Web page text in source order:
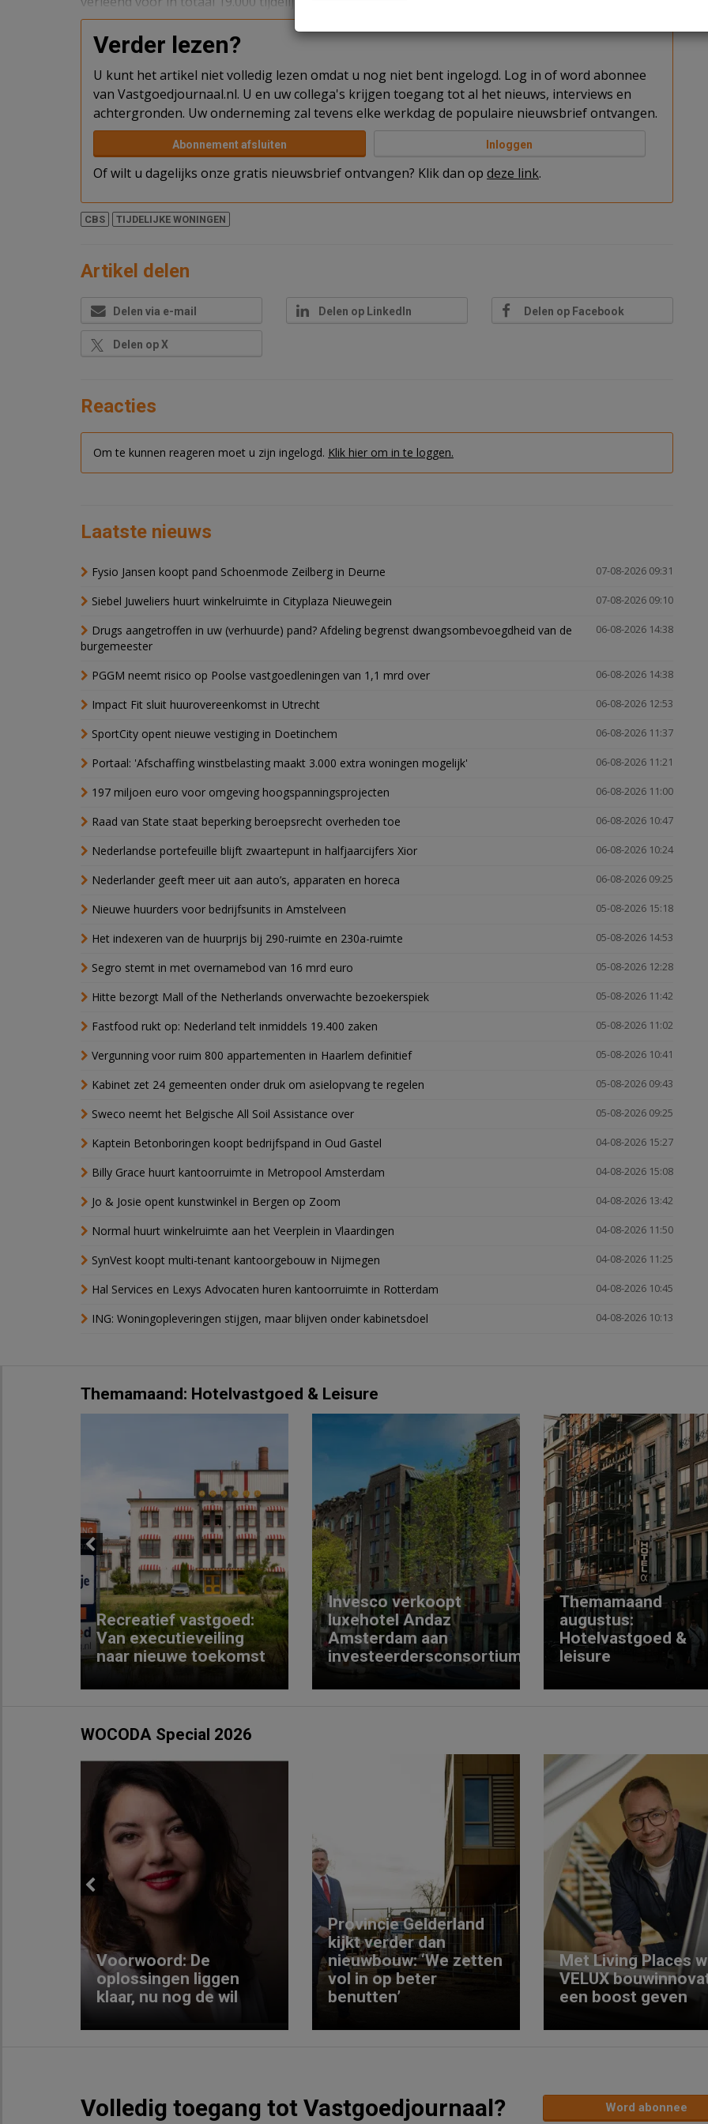
Verder lezen?
U kunt het artikel niet volledig lezen omdat u nog niet bent ingelogd. Log in of word abonnee
van Vastgoedjournaal.nl. U en uw collega's krijgen toegang tot al het nieuws, interviews en
achtergronden. Uw onderneming zal tevens elke werkdag de populaire nieuwsbrief ontvangen.
Abonnement afsluiten Inloggen
Of wilt u dagelijks onze gratis nieuwsbrief ontvangen? Klik dan op deze link.
CBS TIJDELIJKE WONINGEN
Artikel delen
Delen via e-mail Delen op LinkedIn Delen op Facebook
Delen op X
Reacties
Om te kunnen reageren moet u zijn ingelogd. Klik hier om in te loggen.
Laatste nieuws
07-08-2026 09:31
Fysio Jansen koopt pand Schoenmode Zeilberg in Deurne
07-08-2026 09:10
Siebel Juweliers huurt winkelruimte in Cityplaza Nieuwegein
06-08-2026 14:38
Drugs aangetroffen in uw (verhuurde) pand? Afdeling begrenst dwangsombevoegdheid van de
burgemeester
06-08-2026 14:38
PGGM neemt risico op Poolse vastgoedleningen van 1,1 mrd over
06-08-2026 12:53
Impact Fit sluit huurovereenkomst in Utrecht
06-08-2026 11:37
SportCity opent nieuwe vestiging in Doetinchem
06-08-2026 11:21
Portaal: 'Afschaffing winstbelasting maakt 3.000 extra woningen mogelijk'
06-08-2026 11:00
197 miljoen euro voor omgeving hoogspanningsprojecten
06-08-2026 10:47
Raad van State staat beperking beroepsrecht overheden toe
06-08-2026 10:24
Nederlandse portefeuille blijft zwaartepunt in halfjaarcijfers Xior
06-08-2026 09:25
Nederlander geeft meer uit aan auto’s, apparaten en horeca
05-08-2026 15:18
Nieuwe huurders voor bedrijfsunits in Amstelveen
05-08-2026 14:53
Het indexeren van de huurprijs bij 290-ruimte en 230a-ruimte
05-08-2026 12:28
Segro stemt in met overnamebod van 16 mrd euro
05-08-2026 11:42
Hitte bezorgt Mall of the Netherlands onverwachte bezoekerspiek
05-08-2026 11:02
Fastfood rukt op: Nederland telt inmiddels 19.400 zaken
05-08-2026 10:41
Vergunning voor ruim 800 appartementen in Haarlem definitief
05-08-2026 09:43
Kabinet zet 24 gemeenten onder druk om asielopvang te regelen
05-08-2026 09:25
Sweco neemt het Belgische All Soil Assistance over
04-08-2026 15:27
Kaptein Betonboringen koopt bedrijfspand in Oud Gastel
04-08-2026 15:08
Billy Grace huurt kantoorruimte in Metropool Amsterdam
04-08-2026 13:42
Jo & Josie opent kunstwinkel in Bergen op Zoom
04-08-2026 11:50
Normal huurt winkelruimte aan het Veerplein in Vlaardingen
04-08-2026 11:25
SynVest koopt multi-tenant kantoorgebouw in Nijmegen
04-08-2026 10:45
Hal Services en Lexys Advocaten huren kantoorruimte in Rotterdam
04-08-2026 10:13
ING: Woningopleveringen stijgen, maar blijven onder kabinetsdoel
Themamaand: Hotelvastgoed & Leisure
Previous
Recreatief vastgoed:
Van executieveiling
naar nieuwe toekomst
Invesco verkoopt
luxehotel Andaz
Amsterdam aan
investeerdersconsortium
Themamaand
augustus:
Hotelvastgoed &
leisure
WOCODA Special 2026
Previous
Voorwoord: De
oplossingen liggen
klaar, nu nog de wil
Provincie Gelderland
kijkt verder dan
nieuwbouw: ‘We zetten
vol in op beter
benutten’
Met Living Places
VELUX
een boost geven
Volledig toegang tot Vastgoedjournaal? Word abonnee